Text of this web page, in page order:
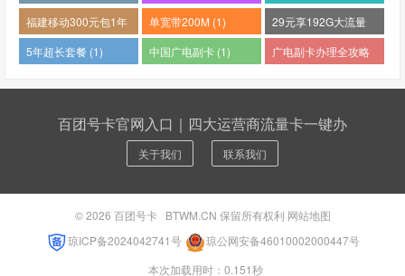
哪个好 (1)
(1)
便宜 (1)
福建移动300元包1年
(1)
单宽带200M (1)
29元享192G大流量
(1)
5年超长套餐 (1) 中国广电副卡 (1)
广电副卡办理全攻略
百团号卡官网入口｜四大运营商流量卡一键办
关于我们 联系我们
© 2026 百团号卡BTWM.CN 保留所有权利 网站地图
琼ICP备2024042741号
琼公网安备46010002000447号
本次加载用时：0.151秒